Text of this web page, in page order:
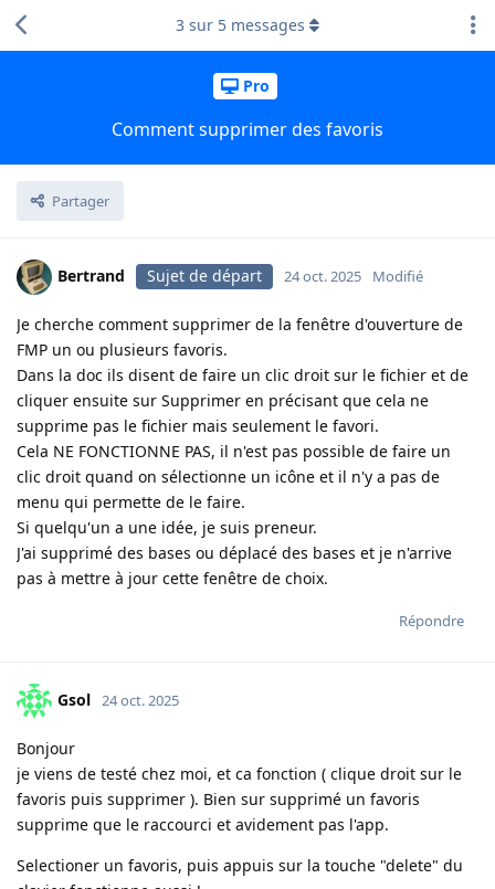
Pro
Comment supprimer des favoris
Partager
3 sur 5 messages
Bertrand Sujet de départ 24 oct. 2025 Modifié
Je cherche comment supprimer de la fenêtre d'ouverture de
FMP un ou plusieurs favoris.
Dans la doc ils disent de faire un clic droit sur le fichier et de
cliquer ensuite sur Supprimer en précisant que cela ne
supprime pas le fichier mais seulement le favori.
Cela NE FONCTIONNE PAS, il n'est pas possible de faire un
clic droit quand on sélectionne un icône et il n'y a pas de
menu qui permette de le faire.
Si quelqu'un a une idée, je suis preneur.
J'ai supprimé des bases ou déplacé des bases et je n'arrive
pas à mettre à jour cette fenêtre de choix.
Répondre
Gsol 24 oct. 2025
Bonjour
je viens de testé chez moi, et ca fonction ( clique droit sur le
favoris puis supprimer ). Bien sur supprimé un favoris
supprime que le raccourci et avidement pas l'app.
Selectioner un favoris, puis appuis sur la touche "delete" du